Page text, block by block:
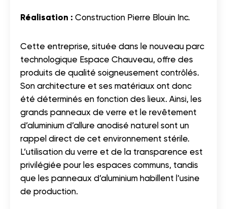
Réalisation : Construction Pierre Blouin Inc.
Cette entreprise, située dans le nouveau parc
technologique Espace Chauveau, offre des
produits de qualité soigneusement contrôlés.
Son architecture et ses matériaux ont donc
été déterminés en fonction des lieux. Ainsi, les
grands panneaux de verre et le revêtement
d’aluminium d’allure anodisé naturel sont un
rappel direct de cet environnement stérile.
L’utilisation du verre et de la transparence est
privilégiée pour les espaces communs, tandis
que les panneaux d’aluminium habillent l’usine
de production.